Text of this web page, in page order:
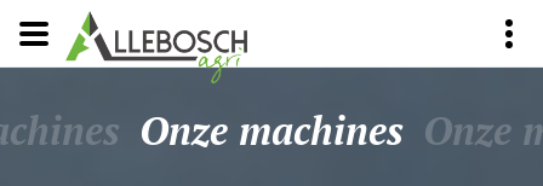
Onze machines Onze